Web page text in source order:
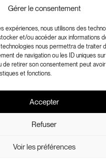
Gérer le consentement
expériences, nous utilisons des
et/ou accéder aux informations
nous permettra de traiter
de navigation ou les ID uniques
de retirer son consentement peut
et fonctions.
Accepter
Refuser
Voir les préférences
INSTAGRAM
YOUTUBE